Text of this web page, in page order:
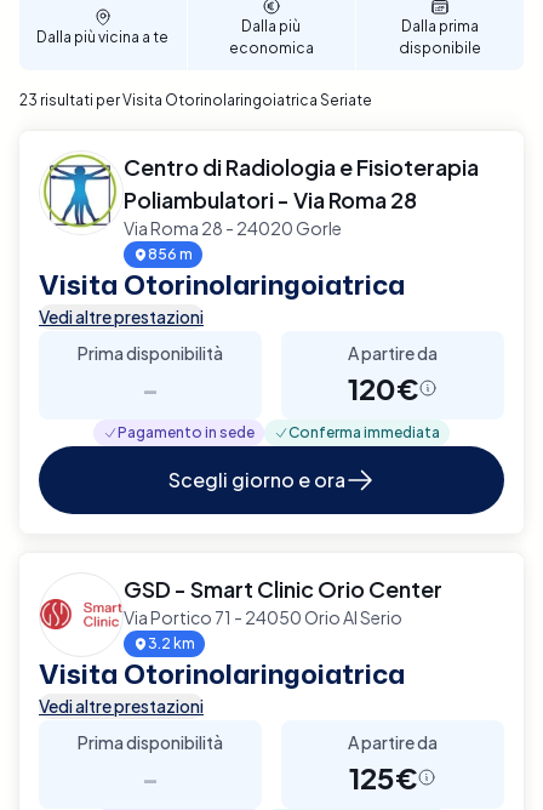
Dalla più vicina a te
Dalla più
economica
Dalla prima
disponibile
23 risultati per Visita Otorinolaringoiatrica Seriate
Centro di Radiologia e Fisioterapia
Poliambulatori - Via Roma 28
Via Roma 28 - 24020 Gorle
856 m
Visita Otorinolaringoiatrica
Vedi altre prestazioni
Prima disponibilità
-
A partire da
120€
Pagamento in sede Conferma immediata
Scegli giorno e ora
GSD - Smart Clinic Orio Center
Via Portico 71 - 24050 Orio Al Serio
3.2 km
Visita Otorinolaringoiatrica
Vedi altre prestazioni
Prima disponibilità
-
A partire da
125€